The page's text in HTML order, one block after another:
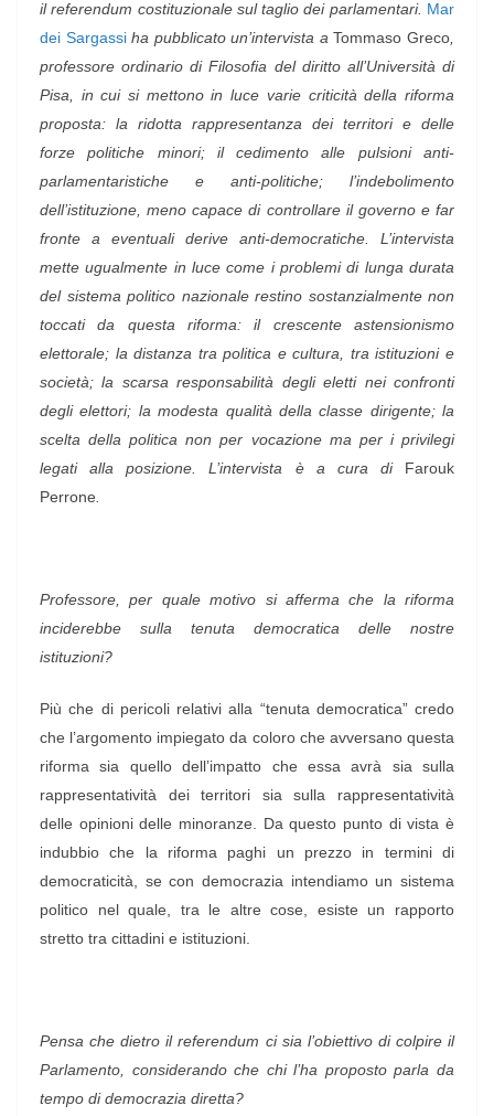
il referendum costituzionale sul taglio dei parlamentari. Mar
dei Sargassiha pubblicato un’intervista aTommaso Greco
professore ordinario di Filosofia del diritto all’Università di
Pisa, in cui si mettono in luce varie criticità della riforma
proposta: la ridotta rappresentanza dei territori e delle
forze politiche minori; il cedimento alle pulsioni anti-
parlamentaristiche e anti-politiche; l’indebolimento
dell’istituzione, meno capace di controllare il governo e far
fronte a eventuali derive anti-democratiche. L’intervista
mette ugualmente in luce come i problemi di lunga durata
del sistema politico nazionale restino sostanzialmente non
toccati da questa riforma: il crescente astensionismo
elettorale; la distanza tra politica e cultura, tra istituzioni e
società; la scarsa responsabilità degli eletti nei confronti
degli elettori; la modesta qualità della classe dirigente; la
scelta della politica non per vocazione ma per i privilegi
legati alla posizione. L’intervista è a cura di Farouk
Perrone
Professore, per quale motivo si afferma che la riforma
inciderebbe sulla tenuta democratica delle nostre
istituzioni?
Più che di pericoli relativi alla “tenuta democratica” credo
che l’argomento impiegato da coloro che avversano questa
riforma sia quello dell’impatto che essa avrà sia sulla
rappresentatività dei territori sia sulla rappresentatività
delle opinioni delle minoranze. Da questo punto di vista è
indubbio che la riforma paghi un prezzo in termini di
democraticità, se con democrazia intendiamo un sistema
politico nel quale, tra le altre cose, esiste un rapporto
stretto tra cittadini e istituzioni.
Pensa che dietro il referendum ci sia l’obiettivo di colpire il
Parlamento, considerando che chi l’ha proposto parla da
tempo di democrazia diretta?